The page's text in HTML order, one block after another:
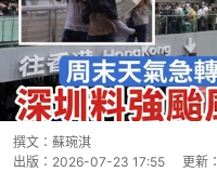
撰文： 蘇琬淇
出版： 2026-07-23 17:55 更新：